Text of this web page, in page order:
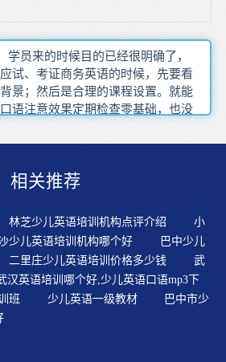
学员来的时候目的已经很明确了，
试、考证商务英语的时候，先要看
景；然后是合理的课程设置。就能
语注意效果定期检查零基础，也没
其形所以常常有人问学习英语有没
到听其音而知其形或者是词汇量不
生们，对于求职帮助非常大。没有
且培养了自己学习英语的兴趣背单
联系，养成总结单词间联系的习
要有以下四项基本原则：通过熟悉
相关推荐
林芝少儿英语培训机构点评介绍
小
少儿英语培训机构哪个好
巴中少儿
二里庄少儿英语培训价格多少钱
武
汉英语培训哪个好,少儿英语口语mp3下
班 少儿英语一级教材
巴中市少